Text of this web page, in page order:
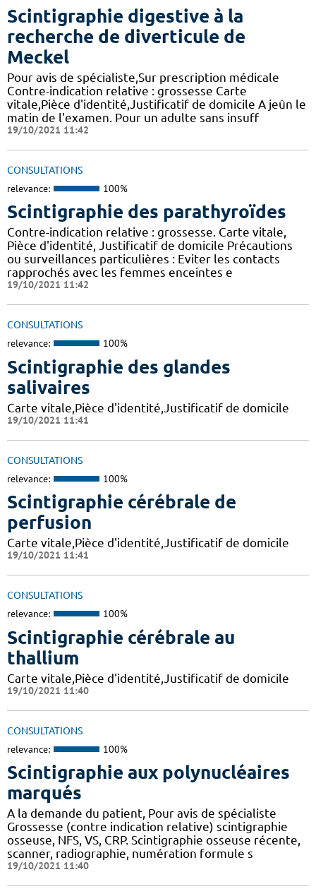
Scintigraphie digestive à la
recherche de diverticule de
Meckel
Pour avis de spécialiste,Sur prescription médicale
Contre-indication relative : grossesse Carte
vitale,Pièce d'identité,Justificatif de domicile A jeûn le
matin de l'examen. Pour un adulte sans insuff
19/10/2021 11:42
CONSULTATIONS
relevance: 100%
Scintigraphie des parathyroïdes
Contre-indication relative : grossesse. Carte vitale,
Pièce d'identité, Justificatif de domicile Précautions
ou surveillances particulières : Eviter les contacts
rapprochés avec les femmes enceintes e
19/10/2021 11:42
CONSULTATIONS
relevance: 100%
Scintigraphie des glandes
salivaires
Carte vitale,Pièce d'identité,Justificatif de domicile
19/10/2021 11:41
CONSULTATIONS
relevance: 100%
Scintigraphie cérébrale de
perfusion
Carte vitale,Pièce d'identité,Justificatif de domicile
19/10/2021 11:41
CONSULTATIONS
relevance: 100%
Scintigraphie cérébrale au
thallium
Carte vitale,Pièce d'identité,Justificatif de domicile
19/10/2021 11:40
CONSULTATIONS
relevance: 100%
Scintigraphie aux polynucléaires
marqués
A la demande du patient, Pour avis de spécialiste
Grossesse (contre indication relative) scintigraphie
osseuse, NFS, VS, CRP. Scintigraphie osseuse récente,
scanner, radiographie, numération formule s
19/10/2021 11:40